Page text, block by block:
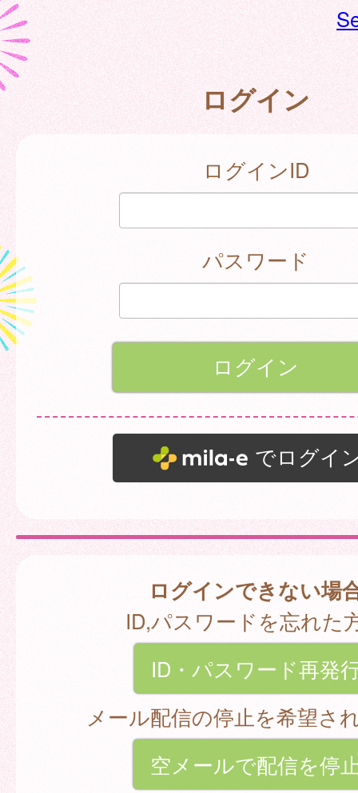
ログイン
ログインID
パスワード
でログイ
ログインできない場
ID,パスワードを忘れた
ID・パスワード再発
メール配信の停止を希望さ
空メールで配信を停